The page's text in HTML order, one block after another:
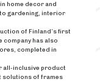
home decor and
gardening, interior
of Finland’s first
company has also
completed in
all-inclusive product
solutions of frames